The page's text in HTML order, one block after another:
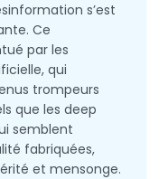
s’est
Ce
par les
qui
trompeurs
que les deep
semblent
fabriquées,
et mensonge.